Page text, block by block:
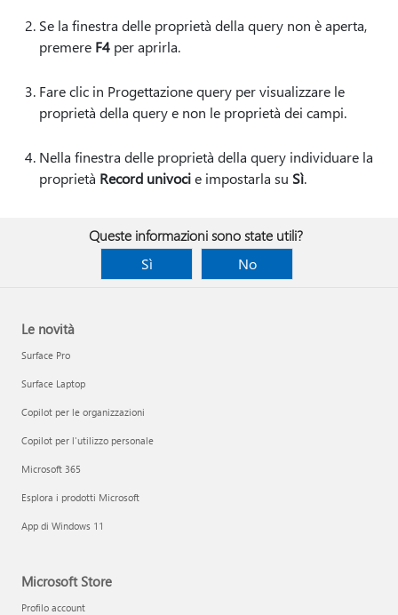
Se la finestra delle proprietà della query non è aperta,
premere F4 per aprirla.
Fare clic in Progettazione query per visualizzare le
proprietà della query e non le proprietà dei campi.
Nella finestra delle proprietà della query individuare la
proprietà Record univocie impostarla su Sì.
Queste informazioni sono state utili?
Sì
No
Le novità
Surface Pro
Surface Laptop
Copilot per le organizzazioni
Copilot per l'utilizzo personale
Microsoft 365
Esplora i prodotti Microsoft
App di Windows 11
Microsoft Store
Profilo account